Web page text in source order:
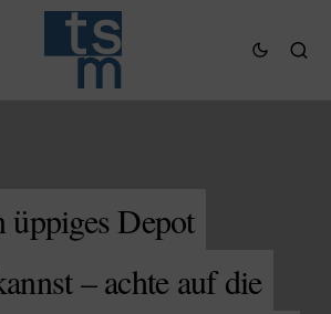
üppiges Depot
– achte auf die